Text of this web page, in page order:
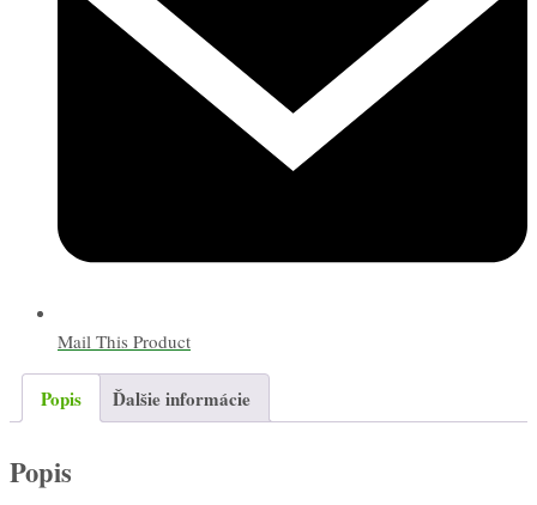
Mail This Product
Popis Ďalšie informácie
Popis